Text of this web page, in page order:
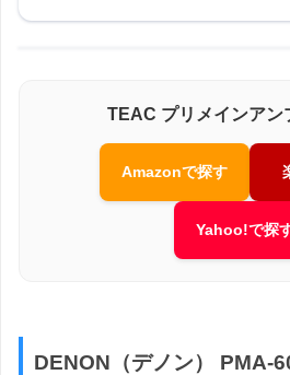
TEAC プリメインアン
Amazonで探す
Yahoo!で探
DENON（デノン） PMA-